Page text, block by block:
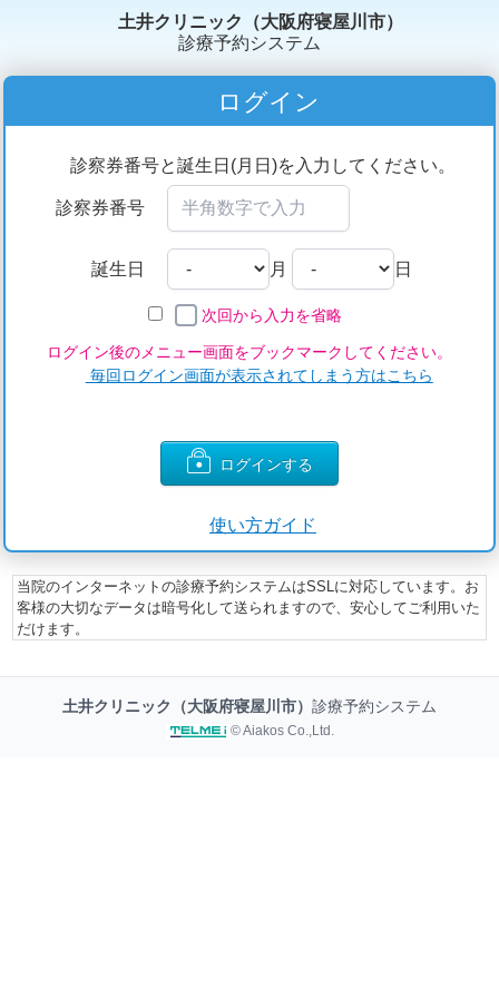
土井クリニック（大阪府寝屋川市）
診療予約システム
ログイン
診察券番号と誕生日(月日)を入力してください。
診察券番号
誕生日 月 日
次回から入力を省略
ログイン後のメニュー画面をブックマークしてください。
毎回ログイン画面が表示されてしまう方はこちら
ログインする
使い方ガイド
当院のインターネットの診療予約システムはSSLに対応しています。お
客様の大切なデータは暗号化して送られますので、安心してご利用いた
だけます。
土井クリニック（大阪府寝屋川市） 診療予約システム
© Aiakos Co.,Ltd.